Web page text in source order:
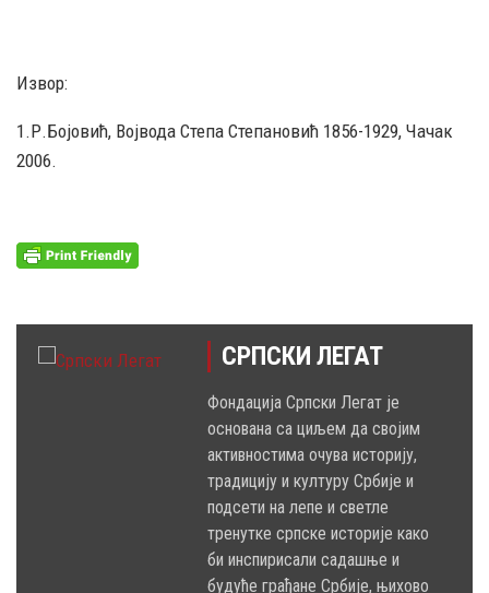
Извор:
1.Р.Бојовић, Војвода Степа Степановић 1856-1929, Чачак
2006.
СРПСКИ ЛЕГАТ
Фондација Српски Легат је
основана са циљем да својим
активностима очува историју,
традицију и културу Србије и
подсети на лепе и светле
тренутке српске историје како
би инспирисали садашње и
будуће грађане Србије, њихово